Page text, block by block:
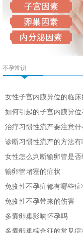
不孕常识
女性子宫内膜异位的临床
如何引起的子宫内膜异位
治疗习惯性流产要注意什
诊断习惯性流产的方法有
女性怎么判断输卵管是否
输卵管堵塞的症状
免疫性不孕症都有哪些症
免疫性不孕带来的伤害
多囊卵巢影响怀孕吗
多囊卵巢综合征的常见症